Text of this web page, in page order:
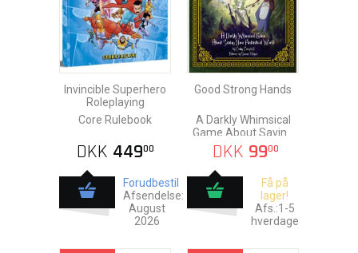
Invincible Superhero
Roleplaying
Core Rulebook
DKK 44900
Forudbestil
Afsendelse:
August
2026
Good Strong Hands
A Darkly Whimsical
Game About Saving
Your Fantastical
World
DKK 9900
Få på
lager!
Afs.:1-5
hverdage